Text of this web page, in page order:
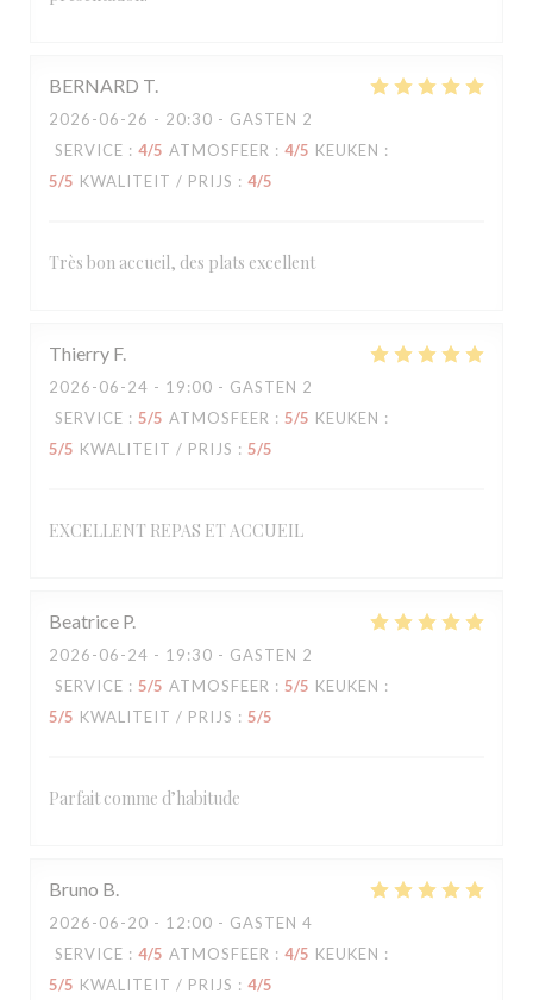
BERNARD T
2026-06-26 - 20:30 - GASTEN 2
SERVICE : 4/5 ATMOSFEER : 4/5 KEUKEN :
5/5 KWALITEIT / PRIJS : 4/5
Très bon accueil, des plats excellent
Thierry F
2026-06-24 - 19:00 - GASTEN 2
SERVICE : 5/5 ATMOSFEER : 5/5 KEUKEN :
5/5 KWALITEIT / PRIJS : 5/5
EXCELLENT REPAS ET ACCUEIL
Beatrice P
2026-06-24 - 19:30 - GASTEN 2
SERVICE : 5/5 ATMOSFEER : 5/5 KEUKEN :
5/5 KWALITEIT / PRIJS : 5/5
Parfait comme d’habitude
Bruno B
2026-06-20 - 12:00 - GASTEN 4
SERVICE : 4/5 ATMOSFEER : 4/5 KEUKEN :
5/5 KWALITEIT / PRIJS : 4/5